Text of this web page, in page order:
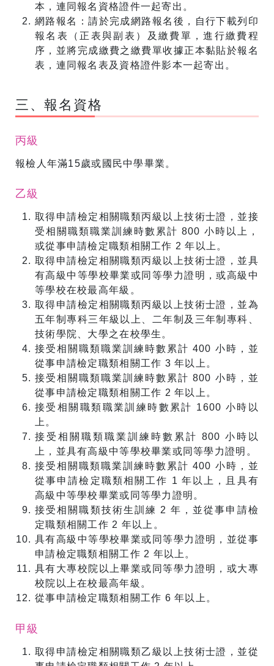
本，連同報名資格證件一起寄出。
網路報名：請於完成網路報名後，自行下載列印
報名表（正表與副表）及繳費單，進行繳費程
序，並將完成繳費之繳費單收據正本黏貼於報名
表，連同報名表及資格證件影本一起寄出。
三、報名資格
丙級
報檢人年滿15歲或國民中學畢業。
乙級
取得申請檢定相關職類丙級以上技術士證，並接
受相關職類職業訓練時數累計 800 小時以上，
或從事申請檢定職類相關工作 2 年以上。
取得申請檢定相關職類丙級以上技術士證，並具
有高級中等學校畢業或同等學力證明，或高級中
等學校在校最高年級。
取得申請檢定相關職類丙級以上技術士證，並為
五年制專科三年級以上、二年制及三年制專科、
技術學院、大學之在校學生。
接受相關職類職業訓練時數累計 400 小時，並
從事申請檢定職類相關工作 3 年以上。
接受相關職類職業訓練時數累計 800 小時，並
從事申請檢定職類相關工作 2 年以上。
接受相關職類職業訓練時數累計 1600 小時以
上。
接受相關職類職業訓練時數累計 800 小時以
上，並具有高級中等學校畢業或同等學力證明。
接受相關職類職業訓練時數累計 400 小時，並
從事申請檢定職類相關工作 1 年以上，且具有
高級中等學校畢業或同等學力證明。
接受相關職類技術生訓練 2 年，並從事申請檢
定職類相關工作 2 年以上。
具有高級中等學校畢業或同等學力證明，並從事
申請檢定職類相關工作 2 年以上。
具有大專校院以上畢業或同等學力證明，或大專
校院以上在校最高年級。
從事申請檢定職類相關工作 6 年以上。
甲級
取得申請檢定相關職類乙級以上技術士證，並從